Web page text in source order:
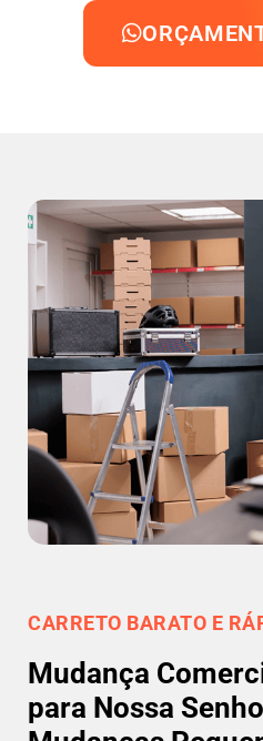
CARRETO BARATO E
Mudança
para Nossa